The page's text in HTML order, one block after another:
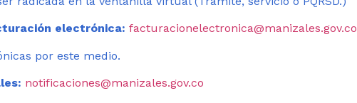
electrónica: facturacionelectronica@manizales.gov.co
por este medio.
notificaciones@manizales.gov.co